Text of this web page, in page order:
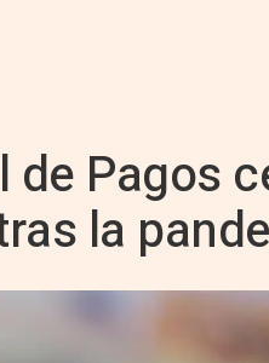
Pagos
la